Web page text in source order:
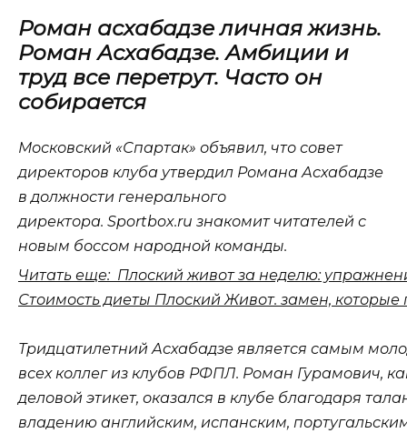
Роман асхабадзе личная жизнь.
Роман Асхабадзе. Амбиции и
труд все перетрут. Часто он
собирается
Московский «Спартак» объявил, что совет
директоров клуба утвердил Романа Асхабадзе
в должности генерального
директора. Sportbox.ru знакомит читателей с
новым боссом народной команды.
Читать еще: Плоский живот за неделю:
Стоимость диеты Плоский Живот. замен, которые
Тридцатилетний Асхабадзе является самым
всех коллег из клубов РФПЛ. Роман Гурамович,
деловой этикет, оказался в клубе благодаря
владению английским, испанским,